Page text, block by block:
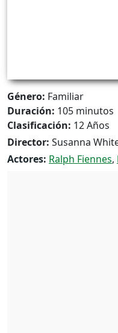
Género: Familiar
Duración: 105 minutos
Clasificación: 12 Años
Director: Susanna
Actores: Ralph Fiennes,